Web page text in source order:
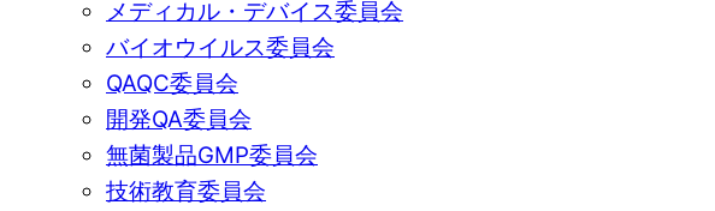
メディカル・デバイス委員会
バイオウイルス委員会
QAQC委員会
開発QA委員会
無菌製品GMP委員会
技術教育委員会